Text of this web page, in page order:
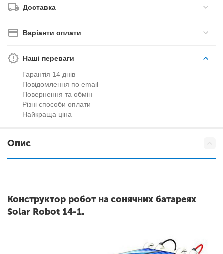
Доставка
Варіанти оплати
Наші переваги
Гарантія 14 днів
Повідомлення по email
Повернення та обмін
Різні способи оплати
Найкраща ціна
Опис
Конструктор робот на сонячних батареях
Solar Robot 14-1.